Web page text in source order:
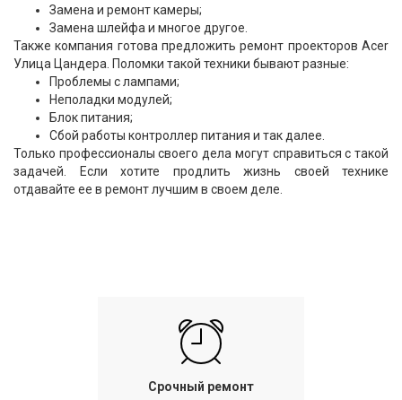
Замена и ремонт камеры;
Замена шлейфа и многое другое.
Также компания готова предложить ремонт проекторов Acer
Улица Цандера. Поломки такой техники бывают разные:
Проблемы с лампами;
Неполадки модулей;
Блок питания;
Сбой работы контроллер питания и так далее.
Только профессионалы своего дела могут справиться с такой
задачей. Если хотите продлить жизнь своей технике
отдавайте ее в ремонт лучшим в своем деле.
Срочный ремонт